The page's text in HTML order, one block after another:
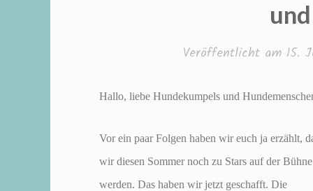
Veröffentlicht am 15.
Hallo, liebe Hundekumpels und
Vor ein paar Folgen haben wir euch ja erzählt,
wir diesen Sommer noch zu Stars auf der Bühne
werden. Das haben wir jetzt geschafft. Die